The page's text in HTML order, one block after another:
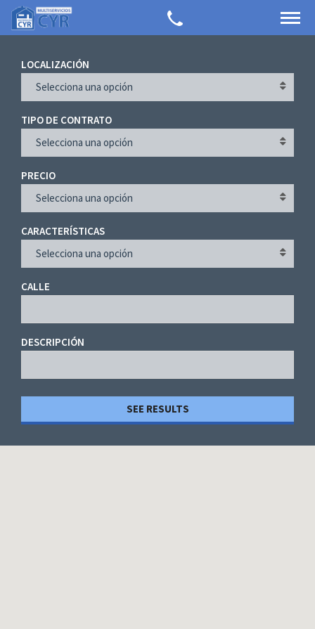
LOCALIZACIÓN
Selecciona una opción
TIPO DE CONTRATO
Selecciona una opción
PRECIO
Selecciona una opción
CARACTERÍSTICAS
Selecciona una opción
CALLE
DESCRIPCIÓN
SEE RESULTS